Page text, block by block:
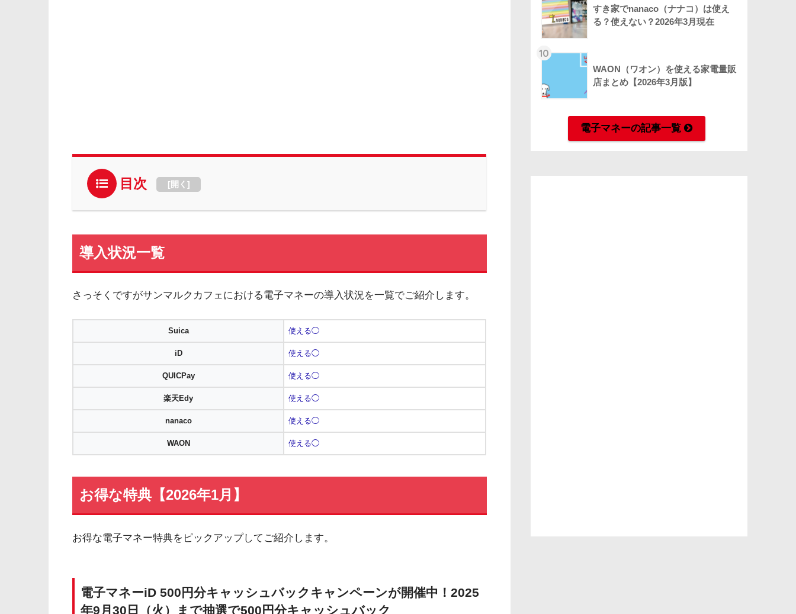
目次 [開く ]
導入状況一覧
さっそくですがサンマルクカフェにおける電子マネーの導入状況を一覧でご紹介します。
Suica 使える◯
iD 使える◯
QUICPay 使える◯
楽天Edy 使える◯
nanaco 使える◯
WAON 使える◯
お得な特典【2026年1月】
お得な電子マネー特典をピックアップしてご紹介します。
電子マネーiD 500円分キャッシュバックキャンペーンが開催中！2025
年9月30日（火）まで抽選で500円分キャッシュバック
すき家でnanaco（ナナコ）は使え
る？使えない？2026年3月現在
10
WAON（ワオン）を使える家電量販
店まとめ【2026年3月版】
電子マネーの記事一覧